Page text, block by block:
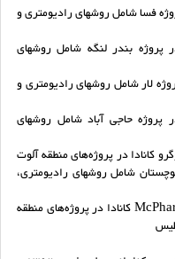
فسا شامل روشهای رادیومتری و
بندر لنگه شامل روشهای
لار شامل روشهای رادیومتری و
حاجی آباد شامل روشهای
کانادا در پروژه‌های منطقه آلوت
شامل روشهای رادیومتری،
همکاری با گروه ژئوفیزک هوایی شرکت McPhare کانادا در پروژه‌های منطقه